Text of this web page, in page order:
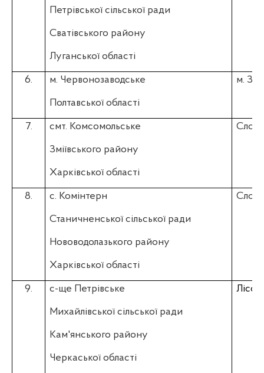
Петрівської сільської ради
Сватівського району
Луганської області
6. м. Червонозаводське
Полтавської області
м.
7. смт. Комсомольське
Зміївського району
Харківської області
8. с. Комінтерн
Станичненської сільської ради
Нововодолазького району
Харківської області
9. с-ще Петрівське
Михайлівської сільської ради
Кам'янського району
Черкаської області